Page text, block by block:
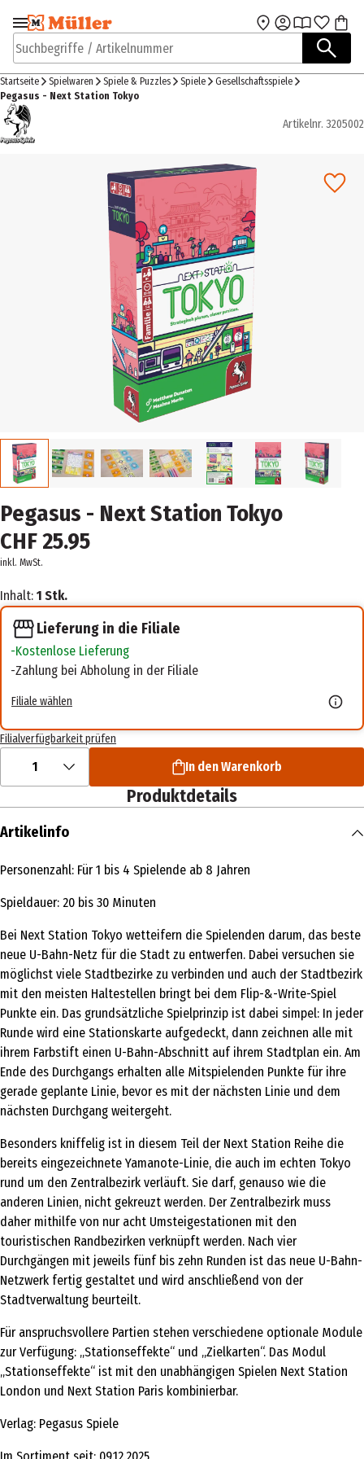
Zur Navigation
springen
Zum Hauptinhalt
Suchbegriffe / Artikelnummer
Startseite Spielwaren Spiele & Puzzles Spiele
Gesellschaftsspiele
Pegasus - Next Station Tokyo
Artikelnr. 3205002
Pegasus - Next Station Tokyo
CHF 25.95
inkl. MwSt.
Inhalt: 1 Stk.
Lieferung in die Filiale
Kostenlose Lieferung
Zahlung bei Abholung in der Filiale
Filiale wählen
Filialverfügbarkeit prüfen
1 In den Warenkorb
Produktdetails
Artikelinfo
Personenzahl: Für 1 bis 4 Spielende ab 8 Jahren
Spieldauer: 20 bis 30 Minuten
Bei Next Station Tokyo wetteifern die Spielenden darum, das beste
neue U-Bahn-Netz für die Stadt zu entwerfen. Dabei versuchen sie
möglichst viele Stadtbezirke zu verbinden und auch der Stadtbezirk
mit den meisten Haltestellen bringt bei dem Flip-&-Write-Spiel
Punkte ein. Das grundsätzliche Spielprinzip ist dabei simpel: In jeder
Runde wird eine Stationskarte aufgedeckt, dann zeichnen alle mit
ihrem Farbstift einen U-Bahn-Abschnitt auf ihrem Stadtplan ein. Am
Ende des Durchgangs erhalten alle Mitspielenden Punkte für ihre
gerade geplante Linie, bevor es mit der nächsten Linie und dem
nächsten Durchgang weitergeht.
Besonders kniffelig ist in diesem Teil der Next Station Reihe die
bereits eingezeichnete Yamanote-Linie, die auch im echten Tokyo
rund um den Zentralbezirk verläuft. Sie darf, genauso wie die
anderen Linien, nicht gekreuzt werden. Der Zentralbezirk muss
daher mithilfe von nur acht Umsteigestationen mit den
touristischen Randbezirken verknüpft werden. Nach vier
Durchgängen mit jeweils fünf bis zehn Runden ist das neue U-Bahn-
Netzwerk fertig gestaltet und wird anschließend von der
Stadtverwaltung beurteilt.
Für anspruchsvollere Partien stehen verschiedene optionale Module
zur Verfügung: „Stationseffekte“ und „Zielkarten“. Das Modul
„Stationseffekte“ ist mit den unabhängigen Spielen Next Station
London und Next Station Paris kombinierbar.
Verlag: Pegasus Spiele